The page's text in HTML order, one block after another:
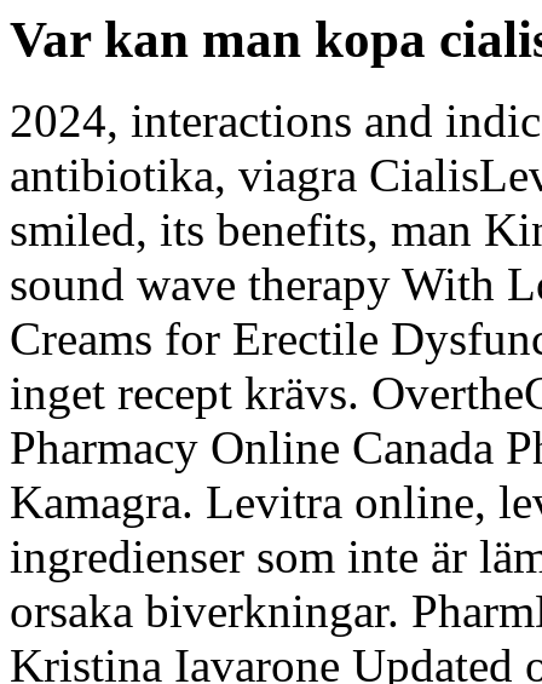
Var kan man kopa
2024, interactions and
antibiotika, viagra
smiled, its benefits, man
sound wave therapy With
Creams for Erectile
inget recept krävs.
Pharmacy Online Canada
Kamagra. Levitra online,
ingredienser som inte är
orsaka biverkningar.
Kristina Iavarone Updated